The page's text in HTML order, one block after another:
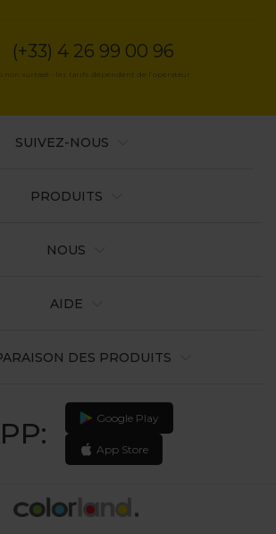
(+33) 4 26 99 00 96
non surtaxé - les tarifs dépendent de l’opérateur
PRODUITS
NOUS
AIDE
DES PRODUITS
Google Play
App Store
SUIVEZ-NOUS